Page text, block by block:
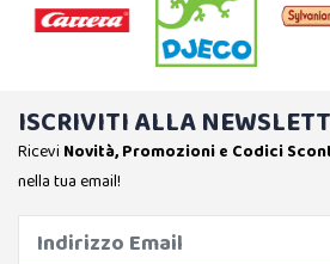
ISCRIVITI ALLA
Ricevi Novità, Promozioni e Codici
nella tua email!